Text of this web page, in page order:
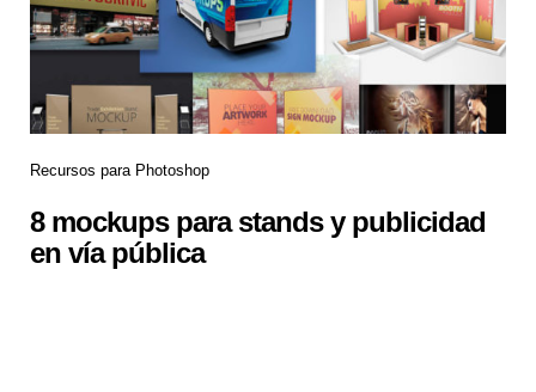
Recursos para Photoshop
8 mockups para stands y publicidad
en vía pública